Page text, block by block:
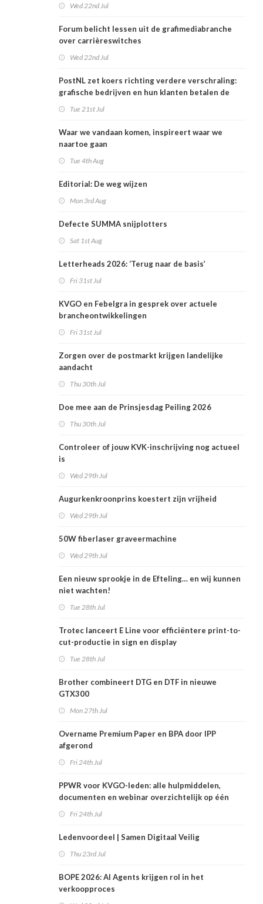
Wed 22nd Jul
Forum belicht lessen uit de grafimediabranche
over carrièreswitches
Wed 22nd Jul
PostNL zet koers richting verdere verschraling:
grafische bedrijven en hun klanten betalen de
Tue 21st Jul
Waar we vandaan komen, inspireert waar we
naartoe gaan
Tue 4th Aug
Editorial: De weg wijzen
Mon 3rd Aug
Defecte SUMMA snijplotters
Sat 1st Aug
Letterheads 2026: ‘Terug naar de basis’
Fri 31st Jul
KVGO en Febelgra in gesprek over actuele
brancheontwikkelingen
Fri 31st Jul
Zorgen over de postmarkt krijgen landelijke
aandacht
Thu 30th Jul
Doe mee aan de Prinsjesdag Peiling 2026
Thu 30th Jul
Controleer of jouw KVK-inschrijving nog actueel
is
Wed 29th Jul
Augurkenkroonprins koestert zijn vrijheid
Wed 29th Jul
50W fiberlaser graveermachine
Wed 29th Jul
Een nieuw sprookje in de Efteling… en wij kunnen
niet wachten!
Tue 28th Jul
Trotec lanceert E Line voor efficiëntere print-to-
cut-productie in sign en display
Tue 28th Jul
Brother combineert DTG en DTF in nieuwe
GTX300
Mon 27th Jul
Overname Premium Paper en BPA door IPP
afgerond
Fri 24th Jul
PPWR voor KVGO-leden: alle hulpmiddelen,
documenten en webinar overzichtelijk op één
Fri 24th Jul
Ledenvoordeel | Samen Digitaal Veilig
Thu 23rd Jul
BOPE 2026: AI Agents krijgen rol in het
verkoopproces